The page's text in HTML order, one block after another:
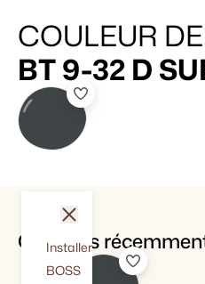
COULEUR
BT 9-32 D
Couleurs
Installer
BOSS
fermer